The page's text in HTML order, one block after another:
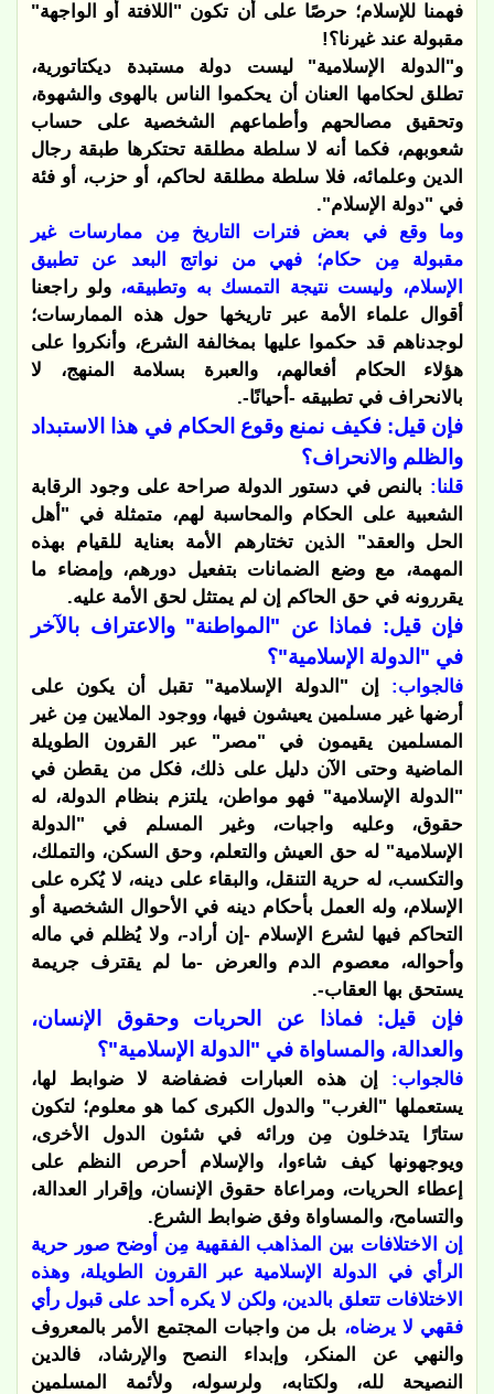
فهمنا للإسلام؛ حرصًا على أن تكون "اللافتة أو الواجهة"
مقبولة عند غيرنا؟!
و"الدولة الإسلامية" ليست دولة مستبدة ديكتاتورية،
تطلق لحكامها العنان أن يحكموا الناس بالهوى والشهوة،
وتحقيق مصالحهم وأطماعهم الشخصية على حساب
شعوبهم، فكما أنه لا سلطة مطلقة تحتكرها طبقة رجال
الدين وعلمائه، فلا سلطة مطلقة لحاكم، أو حزب، أو فئة
في "دولة الإسلام".
وما وقع في بعض فترات التاريخ مِن ممارسات غير
مقبولة مِن حكام؛ فهي من نواتج البعد عن تطبيق
الإسلام، وليست نتيجة التمسك به وتطبيقه، ولو راجعنا
أقوال علماء الأمة عبر تاريخها حول هذه الممارسات؛
لوجدناهم قد حكموا عليها بمخالفة الشرع، وأنكروا على
هؤلاء الحكام أفعالهم، والعبرة بسلامة المنهج، لا
بالانحراف في تطبيقه -أحيانًا-.
فإن قيل: فكيف نمنع وقوع الحكام في هذا الاستبداد
والظلم والانحراف؟
قلنا: بالنص في دستور الدولة صراحة على وجود الرقابة
الشعبية على الحكام والمحاسبة لهم، متمثلة في "أهل
الحل والعقد" الذين تختارهم الأمة بعناية للقيام بهذه
المهمة، مع وضع الضمانات بتفعيل دورهم، وإمضاء ما
يقررونه في حق الحاكم إن لم يمتثل لحق الأمة عليه.
فإن قيل: فماذا عن "المواطنة" والاعتراف بالآخر
في "الدولة الإسلامية"؟
فالجواب: إن "الدولة الإسلامية" تقبل أن يكون على
أرضها غير مسلمين يعيشون فيها، ووجود الملايين مِن غير
المسلمين يقيمون في "مصر" عبر القرون الطويلة
الماضية وحتى الآن دليل على ذلك، فكل من يقطن في
"الدولة الإسلامية" فهو مواطن، يلتزم بنظام الدولة، له
حقوق، وعليه واجبات، وغير المسلم في "الدولة
الإسلامية" له حق العيش والتعلم، وحق السكن، والتملك،
والتكسب، له حرية التنقل، والبقاء على دينه، لا يُكره على
الإسلام، وله العمل بأحكام دينه في الأحوال الشخصية أو
التحاكم فيها لشرع الإسلام -إن أراد-، ولا يُظلم في ماله
وأحواله، معصوم الدم والعرض -ما لم يقترف جريمة
يستحق بها العقاب-.
فإن قيل: فماذا عن الحريات وحقوق الإنسان،
والعدالة، والمساواة في "الدولة الإسلامية"؟
فالجواب: إن هذه العبارات فضفاضة لا ضوابط لها،
يستعملها "الغرب" والدول الكبرى كما هو معلوم؛ لتكون
ستارًا يتدخلون مِن ورائه في شئون الدول الأخرى،
ويوجهونها كيف شاءوا، والإسلام أحرص النظم على
إعطاء الحريات، ومراعاة حقوق الإنسان، وإقرار العدالة،
والتسامح، والمساواة وفق ضوابط الشرع.
إن الاختلافات بين المذاهب الفقهية مِن أوضح صور حرية
الرأي في الدولة الإسلامية عبر القرون الطويلة، وهذه
الاختلافات تتعلق بالدين، ولكن لا يكره أحد على قبول رأي
فقهي لا يرضاه، بل من واجبات المجتمع الأمر بالمعروف
والنهي عن المنكر، وإبداء النصح والإرشاد، فالدين
النصيحة لله، ولكتابه، ولرسوله، ولأئمة المسلمين